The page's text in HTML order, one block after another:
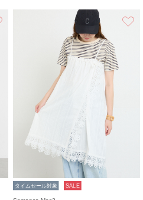
タイムセール対象 SALE